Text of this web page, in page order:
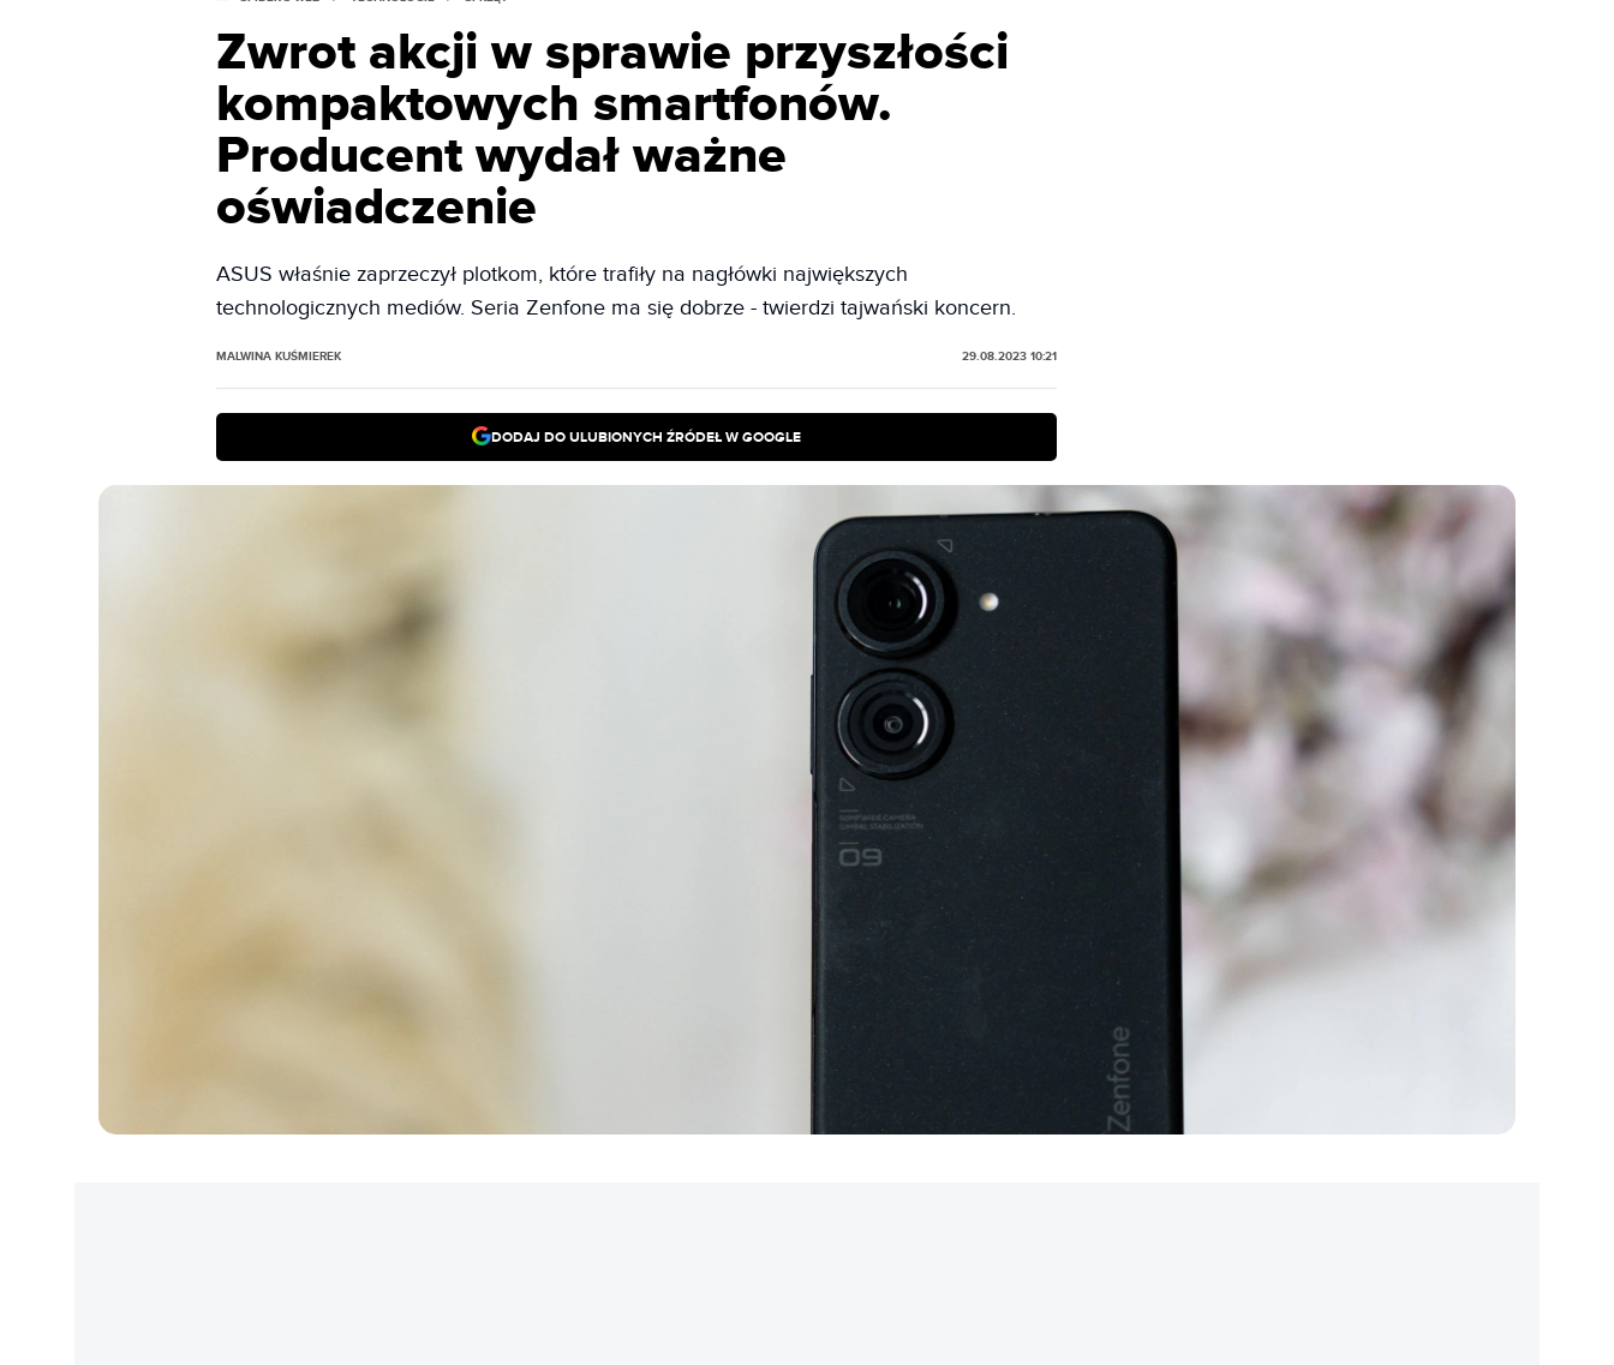
Zwrot akcji w sprawie przyszłości
kompaktowych smartfonów.
Producent wydał ważne
oświadczenie
ASUS właśnie zaprzeczył plotkom, które trafiły na nagłówki największych
technologicznych mediów. Seria Zenfone ma się dobrze - twierdzi tajwański koncern.
MALWINA KUŚMIEREK 29.08.2023 10:21
DODAJ DO ULUBIONYCH ŹRÓDEŁ W GOOGLE